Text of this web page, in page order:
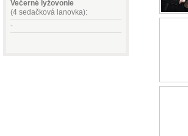
Večerné lyžovonie
(4 sedačková lanovka):
-